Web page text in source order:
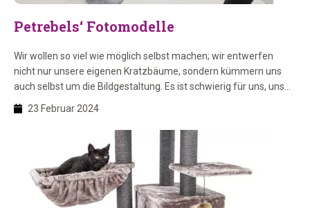
Petrebels‘ Fotomodelle
Wir wollen so viel wie möglich selbst machen; wir entwerfen
nicht nur unsere eigenen Kratzbäume, sondern kümmern uns
auch selbst um die Bildgestaltung. Es ist schwierig für uns, uns
beim Fotografieren von Produkten in unsere Kratzbäume zu
hängen (obwohl die meisten von ihnen dafür stabil genug sind),
deshalb kommen ab und zu Katzen zu uns, […]
23 Februar 2024